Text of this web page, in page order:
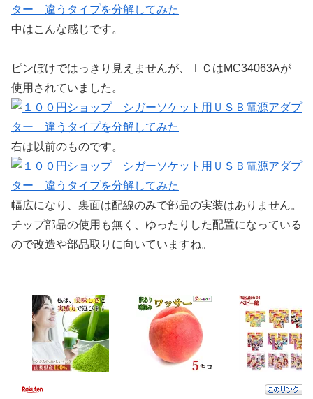
中はこんな感じです。
ピンぼけではっきり見えませんが、ＩＣはMC34063Aが
使用されていました。
右は以前のものです。
幅広になり、裏面は配線のみで部品の実装はありません。
チップ部品の使用も無く、ゆったりした配置になっている
ので改造や部品取りに向いていますね。